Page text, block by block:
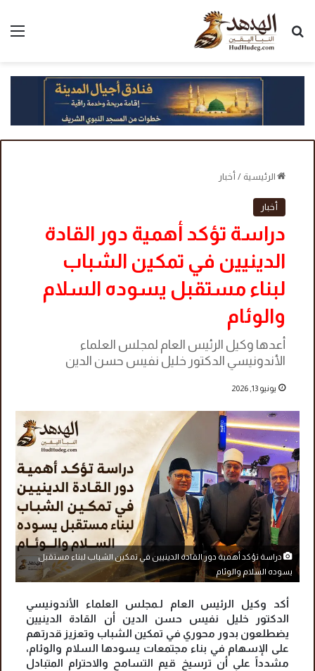
بحث عن
الرئيسية / أخبار
أخبار
دراسة تؤكد أهمية دور القادة
الدينيين في تمكين الشباب
لبناء مستقبل يسوده السلام
والوئام
أعدها وكيل الرئيس العام لمجلس العلماء
الأندونيسي الدكتور خليل نفيس حسن الدين
يونيو 13, 2026
دراسة تؤكد أهمية دور القادة الدينيين في تمكين الشباب لبناء مستقبل
يسوده السلام والوئام
أكد وكيل الرئيس العام لـمجلس العلماء الأندونيسي
الدكتور خليل نفيس حسن الدين أن القادة الدينيين
يضطلعون بدور محوري في تمكين الشباب وتعزيز قدرتهم
على الإسهام في بناء مجتمعات يسودها السلام والوئام،
مشدداً على أن ترسيخ قيم التسامح والاحترام المتبادل